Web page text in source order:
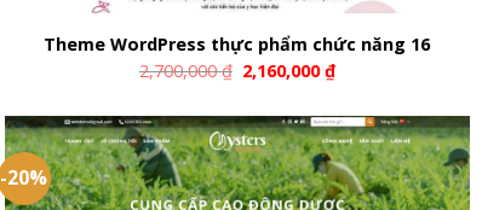
Theme WordPress thực phẩm chức năng 16
2,700,000₫ 2,160,000₫
-20%